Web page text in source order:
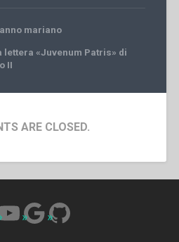
mariano
lettera «Juvenum Patris» di
II
ARE CLOSED.
Google
GitHub